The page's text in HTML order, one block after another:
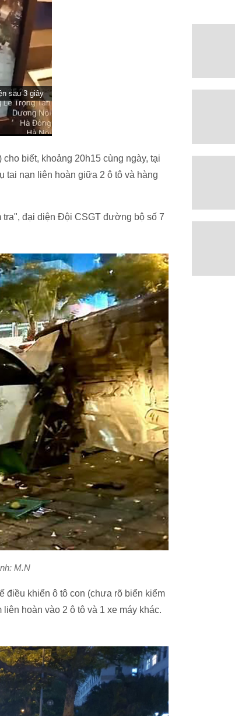
biết, khoảng 20h15 cùng ngày, tại
nạn liên hoàn giữa 2 ô tô và hàng
tra", đại diện Đội CSGT đường bộ số 7
M.N
điều khiển ô tô con (chưa rõ biển kiểm
hoàn vào 2 ô tô và 1 xe máy khác.